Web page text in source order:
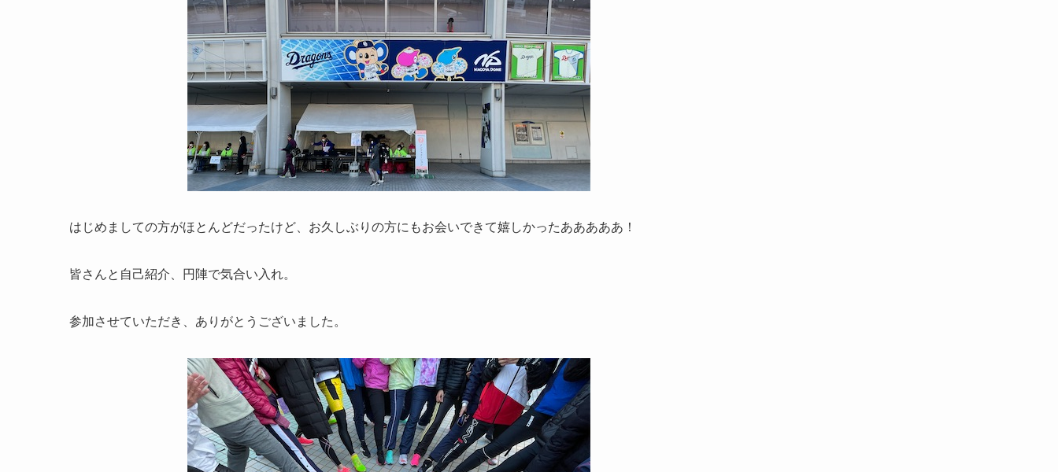
はじめましての方がほとんどだったけど、お久しぶりの方にもお会いできて嬉しかったあああああ！
皆さんと自己紹介、円陣で気合い入れ。
参加させていただき、ありがとうございました。